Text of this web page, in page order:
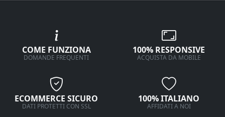
COME FUNZIONA
DOMANDE FREQUENTI
100% RESPONSIVE
ACQUISTA DA MOBILE
ECOMMERCE SICURO
DATI PROTETTI CON SSL
100% ITALIANO
AFFIDATI A NOI